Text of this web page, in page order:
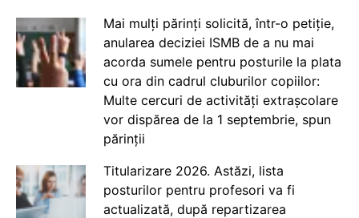
Mai mulți părinți solicită, într-o petiție,
anularea deciziei ISMB de a nu mai
acorda sumele pentru posturile la plata
cu ora din cadrul cluburilor copiilor:
Multe cercuri de activități extrașcolare
vor dispărea de la 1 septembrie, spun
părinții
Titularizare 2026. Astăzi, lista
posturilor pentru profesori va fi
actualizată, după repartizarea